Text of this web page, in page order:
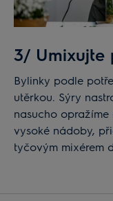
3/ Umixujte
Bylinky podle potřeby opláchneme a osušíme čistou
utěrkou. Sýry
nasucho opražíme
vysoké nádoby,
tyčovým mixérem